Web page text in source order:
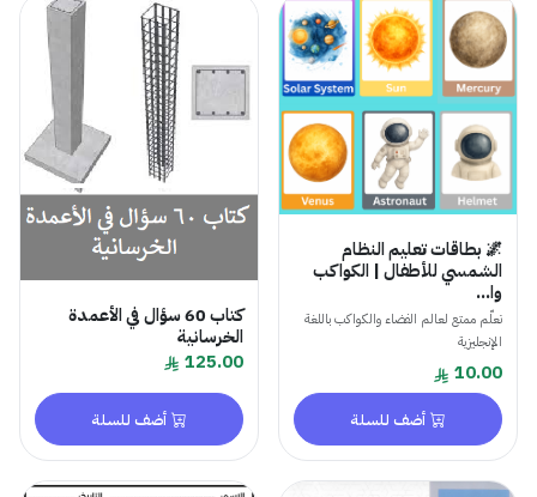
🌌 بطاقات تعليم النظام
الشمسي للأطفال | الكواكب
وا...
تعلّم ممتع لعالم الفضاء والكواكب باللغة
الإنجليزية
10.00
أضف للسلة
كتاب 60 سؤال في الأعمدة
الخرسانية
125.00
أضف للسلة